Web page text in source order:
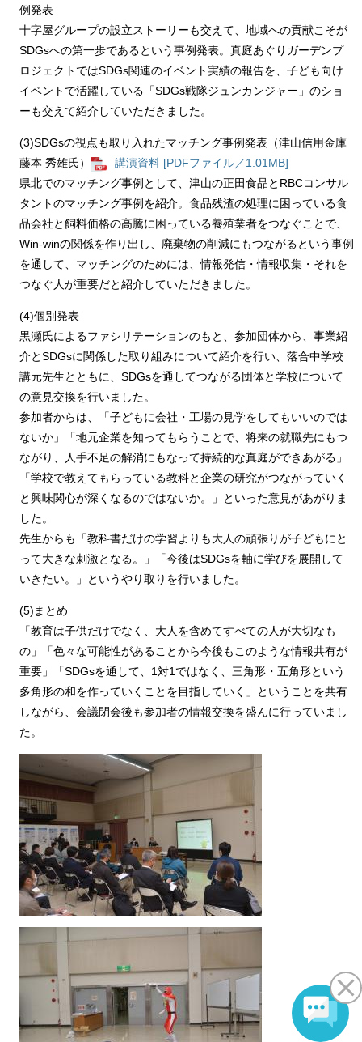
例発表
十字屋グループの設立ストーリーも交えて、地域への貢献こそが
SDGsへの第一歩であるという事例発表。真庭あぐりガーデンプ
ロジェクトではSDGs関連のイベント実績の報告を、子ども向け
イベントで活躍している「SDGs戦隊ジュンカンジャー」のショ
ーも交えて紹介していただきました。
(3)SDGsの視点も取り入れたマッチング事例発表（津山信用金庫
藤本 秀雄氏）
講演資料 [PDFファイル／1.01MB]
県北でのマッチング事例として、津山の正田食品とRBCコンサル
タントのマッチング事例を紹介。食品残渣の処理に困っている食
品会社と飼料価格の高騰に困っている養殖業者をつなぐことで、
Win-winの関係を作り出し、廃棄物の削減にもつながるという事例
を通して、マッチングのためには、情報発信・情報収集・それを
つなぐ人が重要だと紹介していただきました。
(4)個別発表
黒瀬氏によるファシリテーションのもと、参加団体から、事業紹
介とSDGsに関係した取り組みについて紹介を行い、落合中学校
講元先生とともに、SDGsを通してつながる団体と学校について
の意見交換を行いました。
参加者からは、「子どもに会社・工場の見学をしてもいいのでは
ないか」「地元企業を知ってもらうことで、将来の就職先にもつ
ながり、人手不足の解消にもなって持続的な真庭ができあがる」
「学校で教えてもらっている教科と企業の研究がつながっていく
と興味関心が深くなるのではないか。」といった意見があがりま
した。
先生からも「教科書だけの学習よりも大人の頑張りが子どもにと
って大きな刺激となる。」「今後はSDGsを軸に学びを展開して
いきたい。」というやり取りを行いました。
(5)まとめ
「教育は子供だけでなく、大人を含めてすべての人が大切なも
の」「色々な可能性があることから今後もこのような情報共有が
重要」「SDGsを通して、1対1ではなく、三角形・五角形という
多角形の和を作っていくことを目指していく」ということを共有
しながら、会議閉会後も参加者の情報交換を盛んに行っていまし
た。